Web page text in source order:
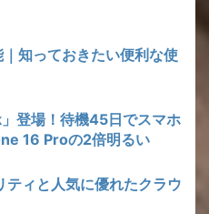
知っておきたい便利な使
登場！待機45日でスマホ
16 Proの2倍明るい
ティと人気に優れたクラウ